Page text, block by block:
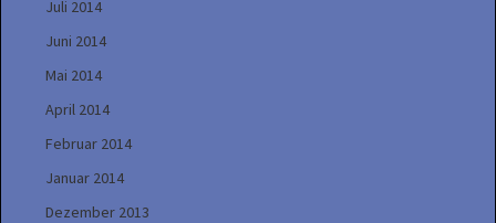
Juli 2014
Juni 2014
Mai 2014
April 2014
Februar 2014
Januar 2014
Dezember 2013